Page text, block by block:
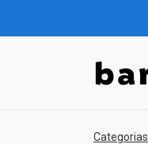
Categorias